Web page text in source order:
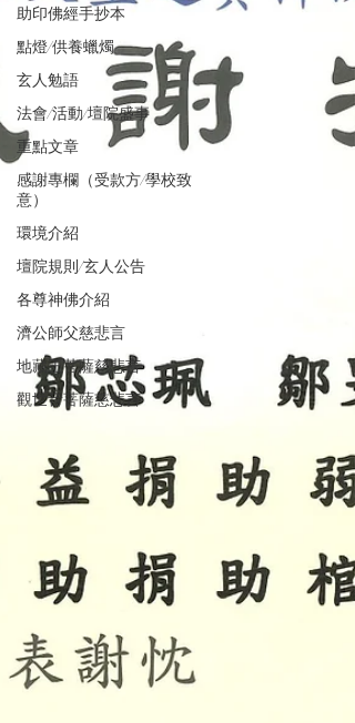
助印佛經手抄本
點燈/供養蠟燭
玄人勉語
法會/活動/壇院盛事
重點文章
感謝專欄（受款方/學校致
意）
環境介紹
壇院規則/玄人公告
各尊神佛介紹
濟公師父慈悲言
地藏王菩薩慈悲言
觀世音菩薩慈悲言